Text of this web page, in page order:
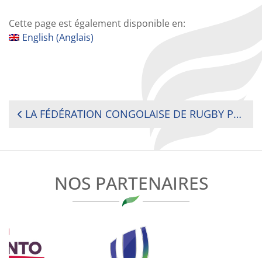
Cette page est également disponible en:
English (Anglais)
NAVIGATION
LA FÉDÉRATION CONGOLAISE DE RUGBY POURSUIT LA CONQUÊTE DES NOUVELLES PROVINCES
NOS PARTENAIRES